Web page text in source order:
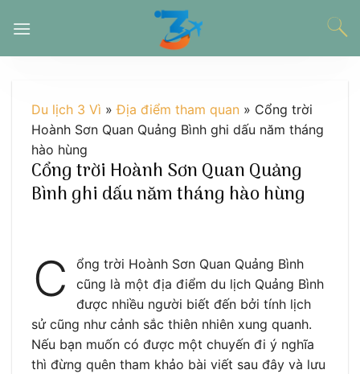
đến
Du lịch 3 Vì »Địa điểm tham quan » Cổng trời
Hoành Sơn Quan Quảng Bình ghi dấu năm tháng
hào hùng
Cổng trời Hoành Sơn Quan Quảng
Bình ghi dấu năm tháng hào hùng
C
ổng trời Hoành Sơn Quan Quảng Bình
cũng là một địa điểm du lịch Quảng Bình
được nhiều người biết đến bởi tính lịch
sử cũng như cảnh sắc thiên nhiên xung quanh.
Nếu bạn muốn có được một chuyến đi ý nghĩa
thì đừng quên tham khảo bài viết sau đây và lưu